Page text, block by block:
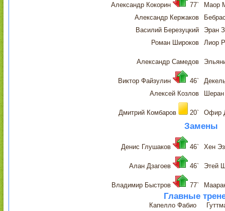
Александр Кокорин 77`
Маор
Александр Кержаков
Василий Березуцкий
Эран
Роман Широков
Лиор
Александр Самедов
Виктор Файзулин 46`
Алексей Козлов
Дмитрий Комбаров 20` Офир
Замены
Денис Глушаков 46` Хен
Алан Дзагоев 46` Этей
Владимир Быстров 77`
Главные
Капелло Фабио